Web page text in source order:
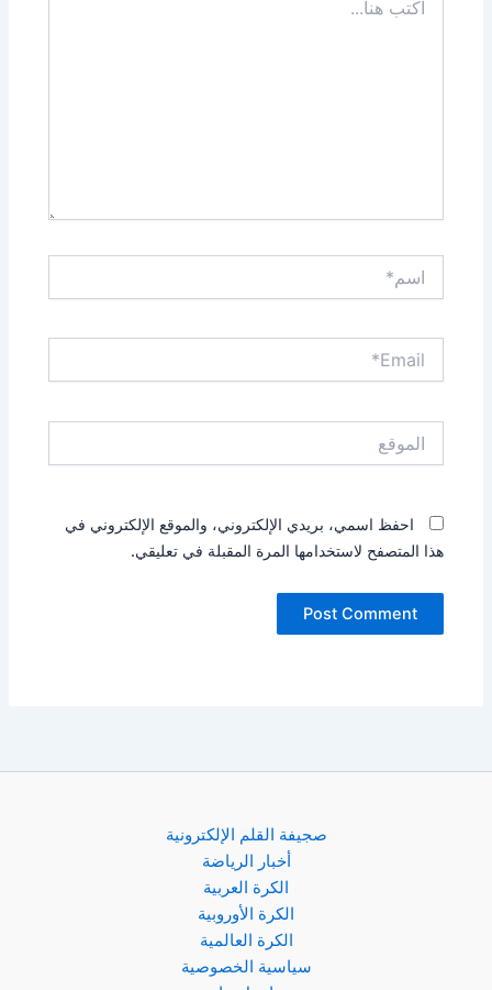
هنا...
احفظ اسمي، بريدي الإلكتروني، والموقع الإلكتروني في
هذا المتصفح لاستخدامها المرة المقبلة في تعليقي.
صجيفة القلم الإلكترونية
أخبار الرياضة
الكرة العربية
الكرة الأوروبية
الكرة العالمية
سياسية الخصوصية